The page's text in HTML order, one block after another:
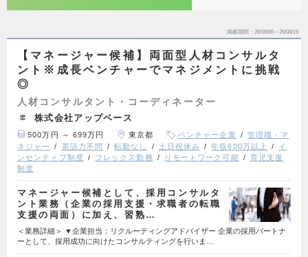
掲載期間 26/08/06～26/08/19
【マネージャー候補】両面型人材コンサルタ
ント※成長ベンチャーでマネジメントに挑戦
◎
人材コンサルタント・コーディネーター
株式会社アップベース
500万円 ～ 699万円 東京都 ベンチャー企業
管理職・マ
ネジャー
英語力不問 転勤なし 土日祝休み 年収600万以上
イ
ンセンティブ制度
フレックス勤務 リモートワーク可能
育児支援
制度
マネージャー候補として、採用コンサルタ
ント業務（企業の採用支援・求職者の転職
支援の両面）に加え、習熟…
＜業務詳細＞ ▼企業担当：リクルーティングアドバイザー 企業の採用パートナ
ーとして、採用成功に向けたコンサルティングを行いま…